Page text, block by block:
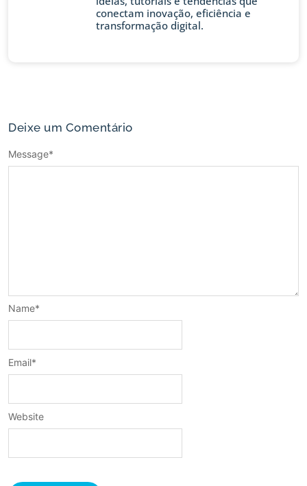
conectam inovação, eficiência e
transformação digital.
Deixe um Comentário
Message*
Name*
Email*
Website